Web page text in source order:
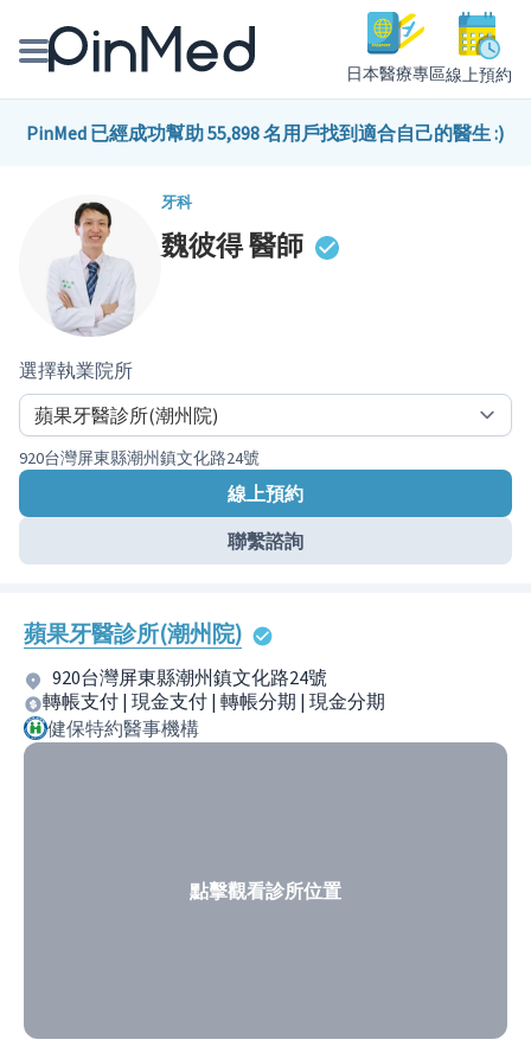
日本醫療專區線上預約
線上預約醫師、院所
健康主題館
PinMed 已經成功幫助 55,898 名用戶找到適合自己的醫生 :)
牙科
魏彼得醫師
選擇執業院所
920台灣屏東縣潮州鎮文化路24號
線上預約
聯繫諮詢
蘋果牙醫診所(潮州院)
920台灣屏東縣潮州鎮文化路24號
轉帳支付 | 現金支付 | 轉帳分期 | 現金分期
健保特約醫事機構
點擊觀看診所位置